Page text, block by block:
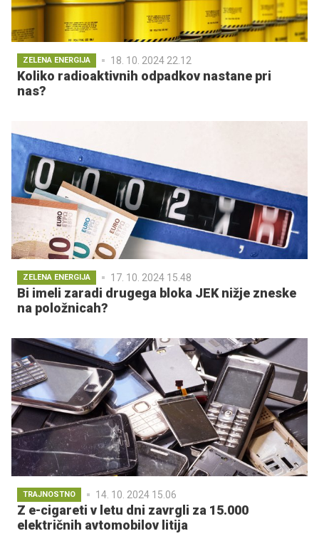
ZELENA ENERGIJA 18. 10. 2024 22.12
Koliko radioaktivnih odpadkov nastane pri
nas?
ZELENA ENERGIJA 17. 10. 2024 15.48
Bi imeli zaradi drugega bloka JEK nižje zneske
na položnicah?
TRAJNOSTNO 14. 10. 2024 15.06
Z e-cigareti v letu dni zavrgli za 15.000
električnih avtomobilov litija